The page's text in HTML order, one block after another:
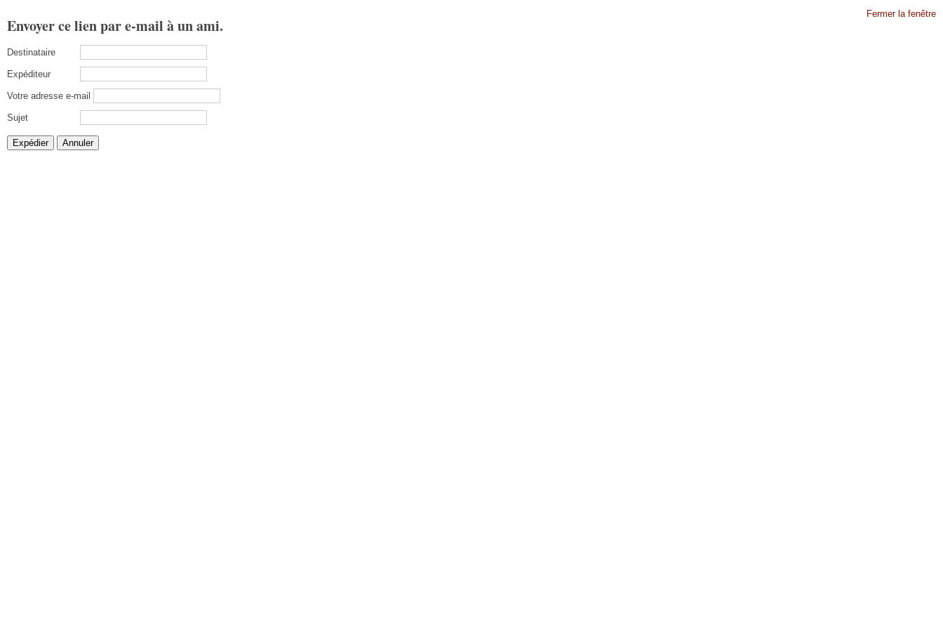
Envoyer ce lien par e-mail à un ami.
Fermer la fenêtre
Destinataire
Expéditeur
Votre adresse e-mail
Sujet
Expédier Annuler